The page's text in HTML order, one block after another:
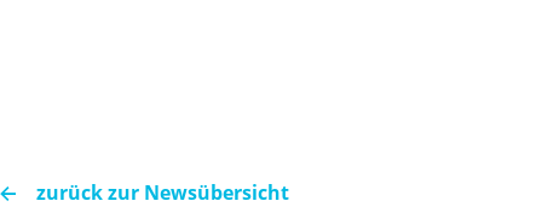
zurück zur Newsübersicht